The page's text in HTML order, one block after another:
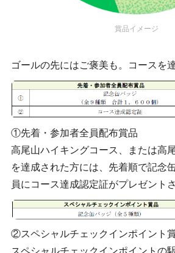
賞品イメージ
ゴールの先にはご褒美も。コースを
①先着・参加者全員配布賞品
高尾山ハイキングコース、または高
を達成された方には、先着順で記念
員にコース達成認定証がプレゼント
②スペシャルチェックインポイント